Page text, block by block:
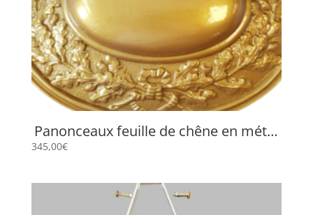
Panonceaux feuille de chêne en métal
345,00€